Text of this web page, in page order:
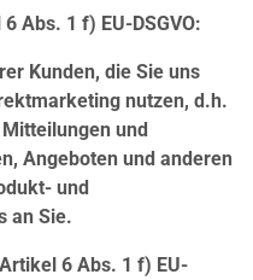
Abs. 1 f) EU-DSGVO:
Kunden, die Sie uns
nutzen, d.h.
und
Angeboten und anderen
und
an Sie.
6 Abs. 1 f) EU-